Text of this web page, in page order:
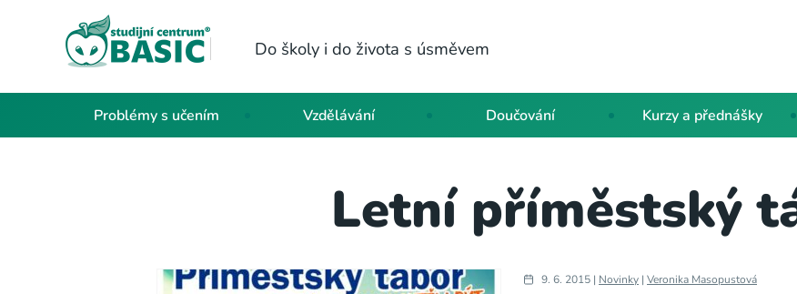
Do školy i do života s úsměvem
Problémy s učením Vzdělávání Doučování Kurzy a přednášky
Letní příměstský
9. 6. 2015 | Novinky | Veronika Masopustová